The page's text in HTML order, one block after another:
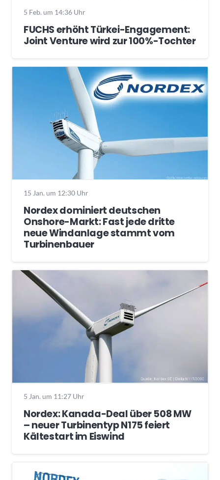
5 Feb. um 14:36 Uhr
FUCHS erhöht Türkei-Engagement:
Joint Venture wird zur 100%-Tochter
15 Jan. um 12:30 Uhr
Nordex dominiert deutschen
Onshore-Markt: Fast jede dritte
neue Windanlage stammt vom
Turbinenbauer
5 Jan. um 11:27 Uhr
Nordex: Kanada-Deal über 508 MW
– neuer Turbinentyp N175 feiert
Kältestart im Eiswind